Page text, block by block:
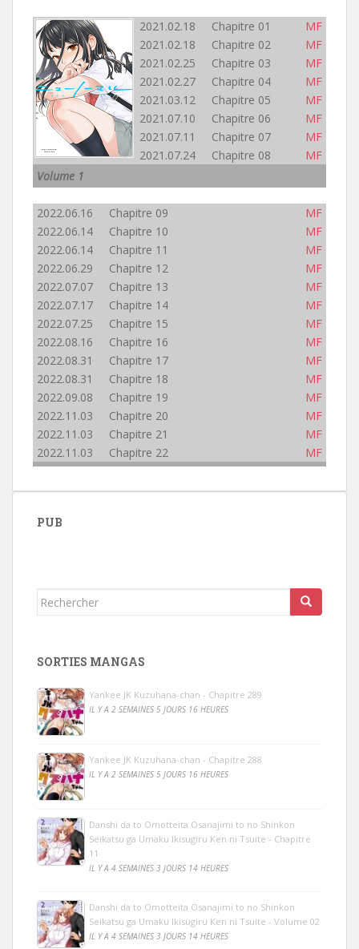
2021.02.18 Chapitre 01
MF
2021.02.18 Chapitre 02
MF
2021.02.25 Chapitre 03
MF
2021.02.27 Chapitre 04
MF
2021.03.12 Chapitre 05
MF
2021.07.10 Chapitre 06
MF
2021.07.11 Chapitre 07
MF
2021.07.24 Chapitre 08
MF
Volume 1
2022.06.16 Chapitre 09
MF
2022.06.14 Chapitre 10
MF
2022.06.14 Chapitre 11
MF
2022.06.29 Chapitre 12
MF
2022.07.07 Chapitre 13
MF
2022.07.17 Chapitre 14
MF
2022.07.25 Chapitre 15
MF
2022.08.16 Chapitre 16
MF
2022.08.31 Chapitre 17
MF
2022.08.31 Chapitre 18
MF
2022.09.08 Chapitre 19
MF
2022.11.03 Chapitre 20
MF
2022.11.03 Chapitre 21
MF
2022.11.03 Chapitre 22
MF
PUB
Rechercher...
SORTIES MANGAS
Yankee JK Kuzuhana-chan - Chapitre 289
IL Y A 2 SEMAINES 5 JOURS 16 HEURES
Yankee JK Kuzuhana-chan - Chapitre 288
IL Y A 2 SEMAINES 5 JOURS 16 HEURES
Danshi da to Omotteita Osanajimi to no Shinkon
Seikatsu ga Umaku Ikisugiru Ken ni Tsuite - Chapitre
11
IL Y A 4 SEMAINES 3 JOURS 14 HEURES
Danshi da to Omotteita Osanajimi to no Shinkon
Seikatsu ga Umaku Ikisugiru Ken ni Tsuite - Volume 02
IL Y A 4 SEMAINES 3 JOURS 14 HEURES